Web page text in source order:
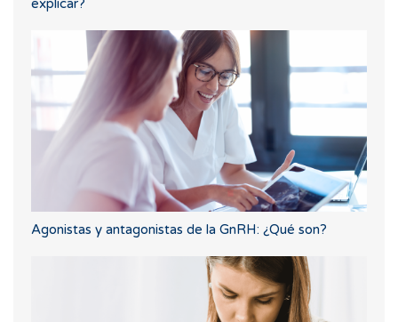
explicar?
Agonistas y antagonistas de la GnRH: ¿Qué son?